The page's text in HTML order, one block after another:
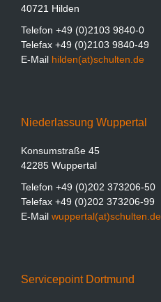
40721 Hilden
Telefon +49 (0)2103 9840-0
Telefax +49 (0)2103 9840-49
E-Mail hilden(at)schulten.de
Niederlassung Wuppertal
Konsumstraße 45
42285 Wuppertal
Telefon +49 (0)202 373206-50
Telefax +49 (0)202 373206-99
E-Mail wuppertal(at)schulten.de
Servicepoint Dortmund